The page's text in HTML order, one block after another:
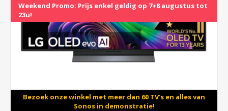
Bezoek onze winkel met meer dan 60 TV's en alles van
Sonos in demonstratie!
Weekend Promo: Prijs enkel geldig op 7+8 augustus tot
23u!